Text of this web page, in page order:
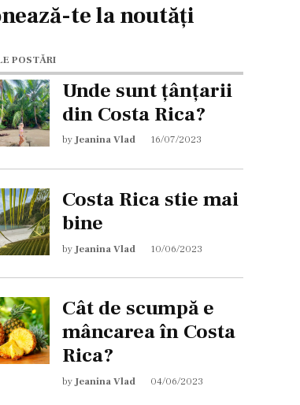
te la noutăți
POSTĂRI
Unde sunt țânțarii
din Costa Rica?
byJeanina Vlad 16/07/2023
Costa Rica stie mai
bine
by Jeanina Vlad 10/06/2023
Cât de scumpă e
mâncarea în Costa
Rica?
by Jeanina Vlad 04/06/2023